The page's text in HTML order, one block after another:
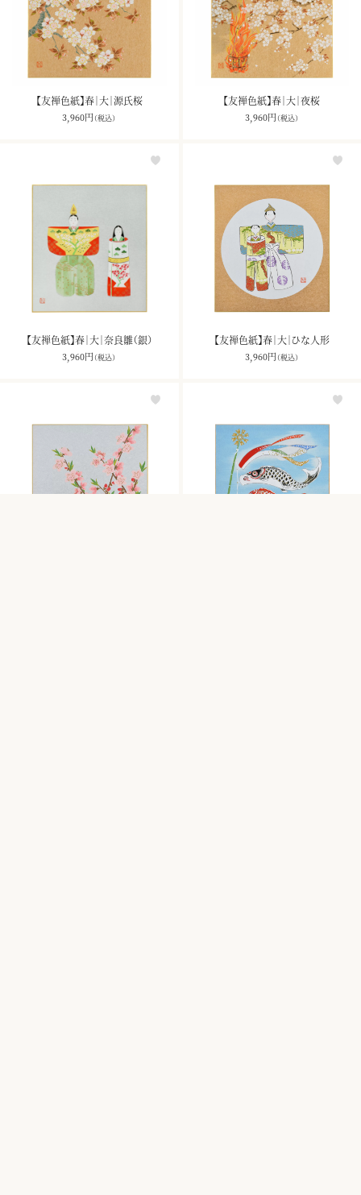
【友禅色紙】春｜大｜源氏桜
3,960円 （税込）
【友禅色紙】春｜大｜夜桜
3,960円 （税込）
【友禅色紙】春｜大｜奈良雛（銀）
3,960円 （税込）
【友禅色紙】春｜大｜ひな人形
3,960円 （税込）